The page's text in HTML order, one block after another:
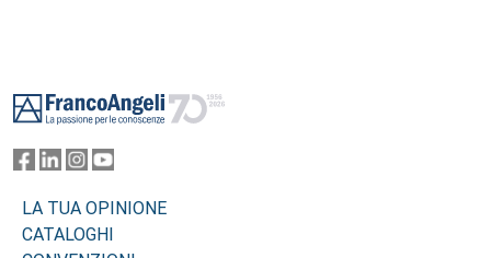
LA TUA OPINIONE
CATALOGHI